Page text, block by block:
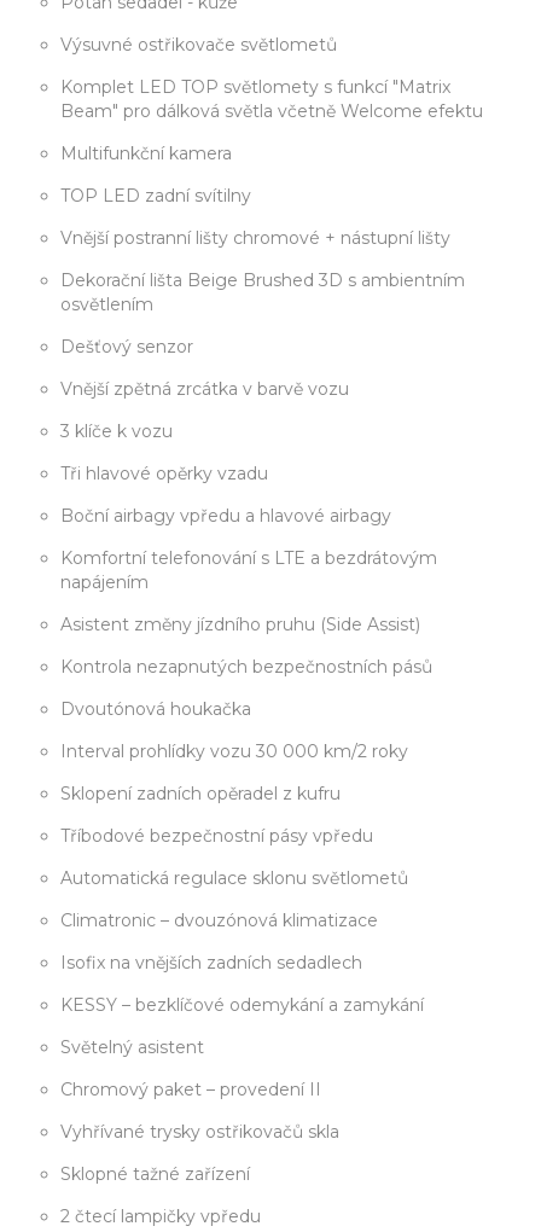
Výsuvné ostřikovače světlometů
Komplet LED TOP světlomety s funkcí "Matrix
Beam" pro dálková světla včetně Welcome efektu
Multifunkční kamera
TOP LED zadní svítilny
Vnější postranní lišty chromové + nástupní lišty
Dekorační lišta Beige Brushed 3D s ambientním
osvětlením
Dešťový senzor
Vnější zpětná zrcátka v barvě vozu
3 klíče k vozu
Tři hlavové opěrky vzadu
Boční airbagy vpředu a hlavové airbagy
Komfortní telefonování s LTE a bezdrátovým
napájením
Asistent změny jízdního pruhu (Side Assist)
Kontrola nezapnutých bezpečnostních pásů
Dvoutónová houkačka
Interval prohlídky vozu 30 000 km/2 roky
Sklopení zadních opěradel z kufru
Tříbodové bezpečnostní pásy vpředu
Automatická regulace sklonu světlometů
Climatronic – dvouzónová klimatizace
Isofix na vnějších zadních sedadlech
KESSY – bezklíčové odemykání a zamykání
Světelný asistent
Chromový paket – provedení II
Vyhřívané trysky ostřikovačů skla
Sklopné tažné zařízení
2 čtecí lampičky vpředu